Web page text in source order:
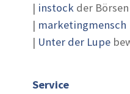
| instock der
|
| Unter der Lupe
Service